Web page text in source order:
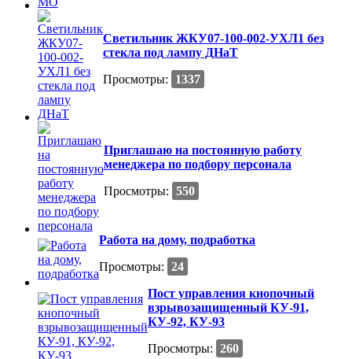
Светильник ЖКУ07-100-002-УХЛ1 без
стекла под лампу ДНаТ
Просмотры:
1337
Приглашаю на постоянную работу
менеджера по подбору персонала
Просмотры: 550
Работа на дому, подработка
Просмотры: 24
Пост управления кнопочный
взрывозащищенный КУ-91,
КУ-92, КУ-93
Просмотры: 260